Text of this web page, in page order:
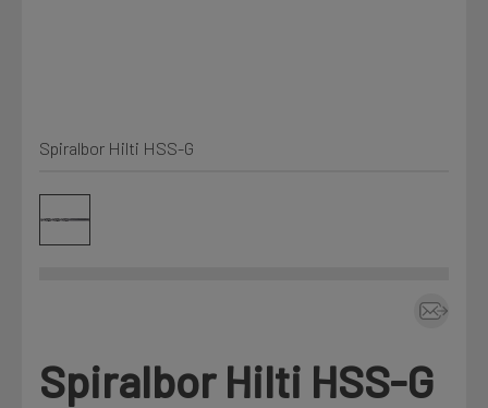
Prislister
Firmainformasjon
LOGG UT
Spiralbor Hilti HSS-G
Spiralbor Hilti HSS-G